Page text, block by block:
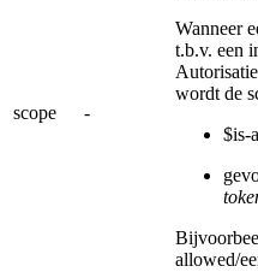
scope -
Wanneer
t.b.v. een
wordt de
$is-
allowed/